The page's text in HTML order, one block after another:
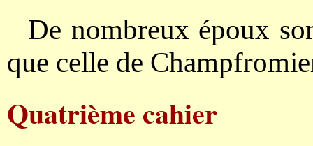
De nombreux époux
que celle de
Quatrième cahier